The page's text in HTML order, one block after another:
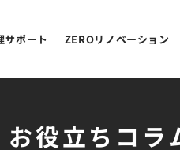
サポート ZEROリノベーション
お役立ちコラ